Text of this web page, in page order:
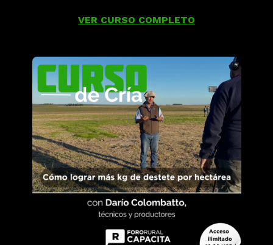
VER CURSO COMPLETO